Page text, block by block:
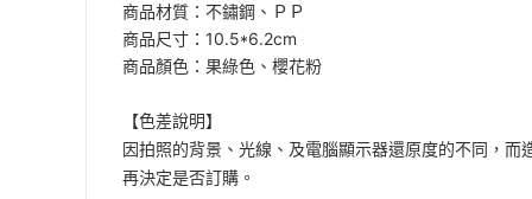
商品材質：不鏽鋼、ＰＰ
商品尺寸：10.5*6.2cm
商品顏色：果綠色、櫻花粉
【色差說明】
因拍照的背景、光線、及電腦顯示器還原度的不同，
再決定是否訂購。